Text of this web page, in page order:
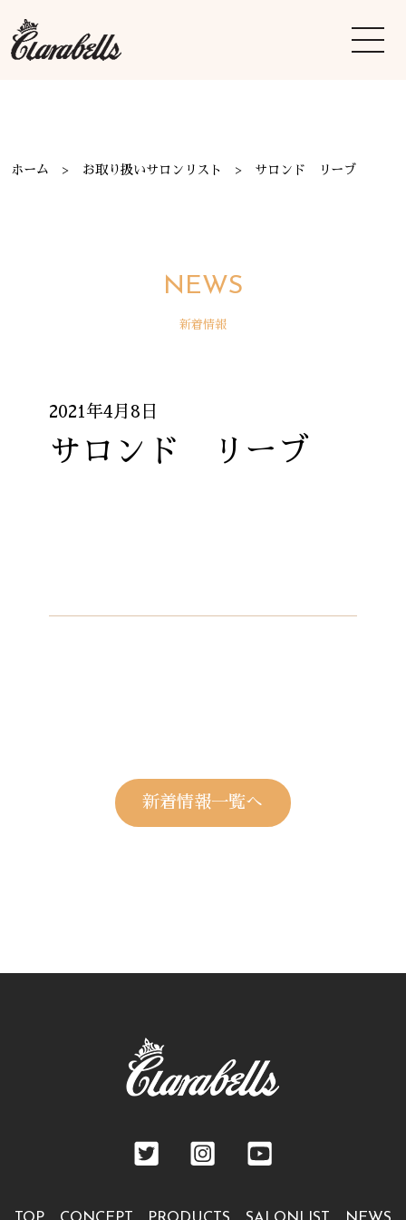
ホーム お取り扱いサロンリスト サロンド リーブ
NEWS
新着情報
2021年4月8日
サロンド リーブ
新着情報一覧へ